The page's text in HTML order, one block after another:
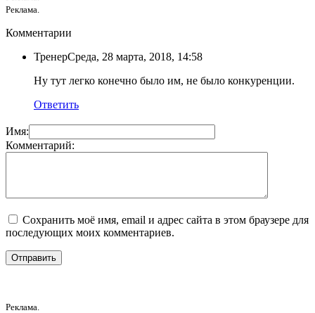
Реклама.
Комментарии
ТренерСреда, 28 марта, 2018, 14:58
Ну тут легко конечно было им, не было конкуренции.
Ответить
Имя:
Комментарий:
Сохранить моё имя, email и адрес сайта в этом браузере для
последующих моих комментариев.
Реклама.